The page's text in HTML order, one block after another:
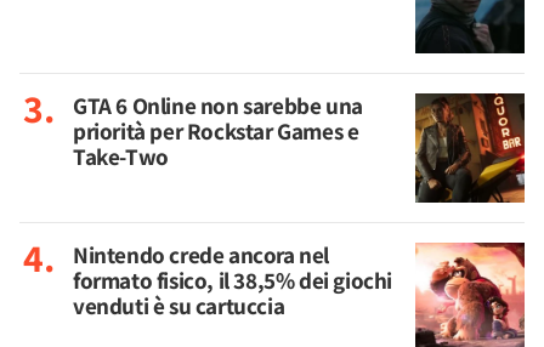
GTA 6 Online non sarebbe una
priorità per Rockstar Games e
Take-Two
Nintendo crede ancora nel
formato fisico, il 38,5% dei giochi
venduti è su cartuccia